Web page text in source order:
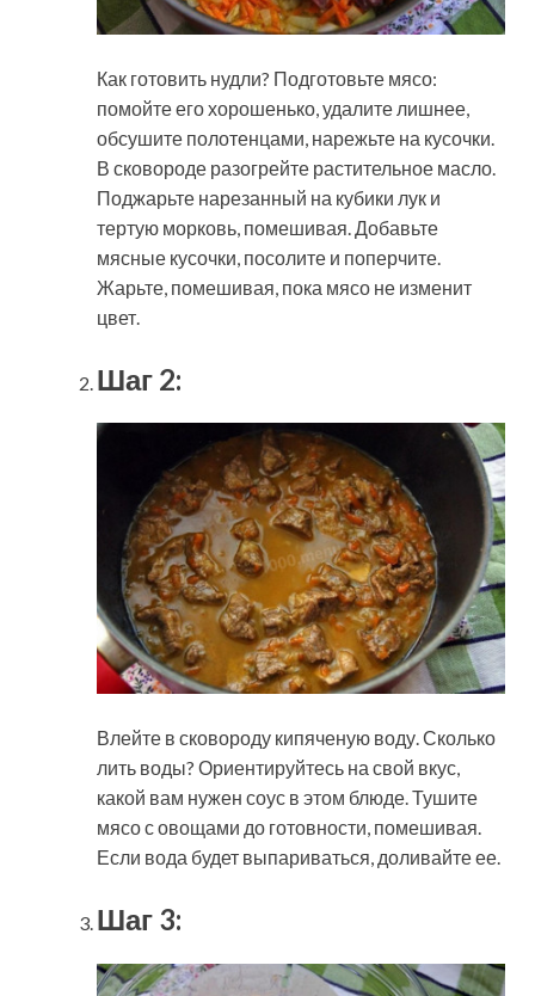
Как готовить нудли? Подготовьте мясо:
помойте его хорошенько, удалите лишнее,
обсушите полотенцами, нарежьте на кусочки.
В сковороде разогрейте растительное масло.
Поджарьте нарезанный на кубики лук и
тертую морковь, помешивая. Добавьте
мясные кусочки, посолите и поперчите.
Жарьте, помешивая, пока мясо не изменит
цвет.
Шаг 2:
Влейте в сковороду кипяченую воду. Сколько
лить воды? Ориентируйтесь на свой вкус,
какой вам нужен соус в этом блюде. Тушите
мясо с овощами до готовности, помешивая.
Если вода будет выпариваться, доливайте ее.
Шаг 3: